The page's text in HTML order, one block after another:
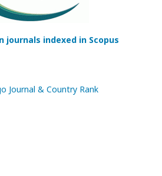
journals indexed in Scopus